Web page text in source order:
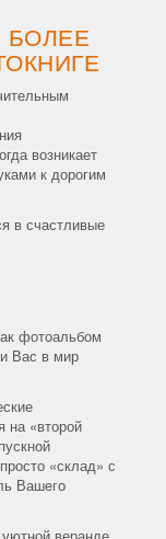
возникает
к дорогим
в счастливые
фотоальбом
Вас в мир
на «второй
«склад» с
Вашего
веранде